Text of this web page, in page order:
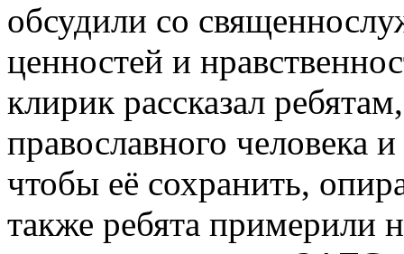
обсудили со
ценностей и
клирик рассказал
православного человека
чтобы её сохранить,
также ребята примерили